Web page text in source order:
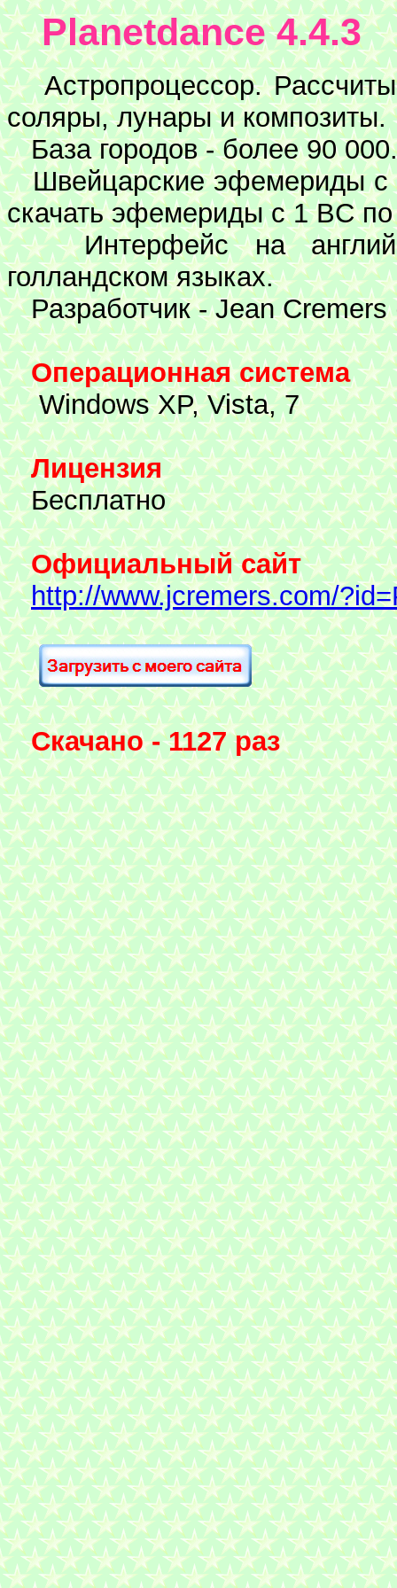
Planetdance 4.4.3
Астропроцессор.
соляры, лунары и композиты.
База городов - более 90 000.
Швейцарские эфемериды с
скачать эфемериды с 1 BC
Интерфейс на
голландском языках.
Разработчик - Jean
Операционная система
Windows XP, Vista, 7
Лицензия
Бесплатно
Официальный сайт
http://www.jcremers.com/
Скачано - 1127 раз